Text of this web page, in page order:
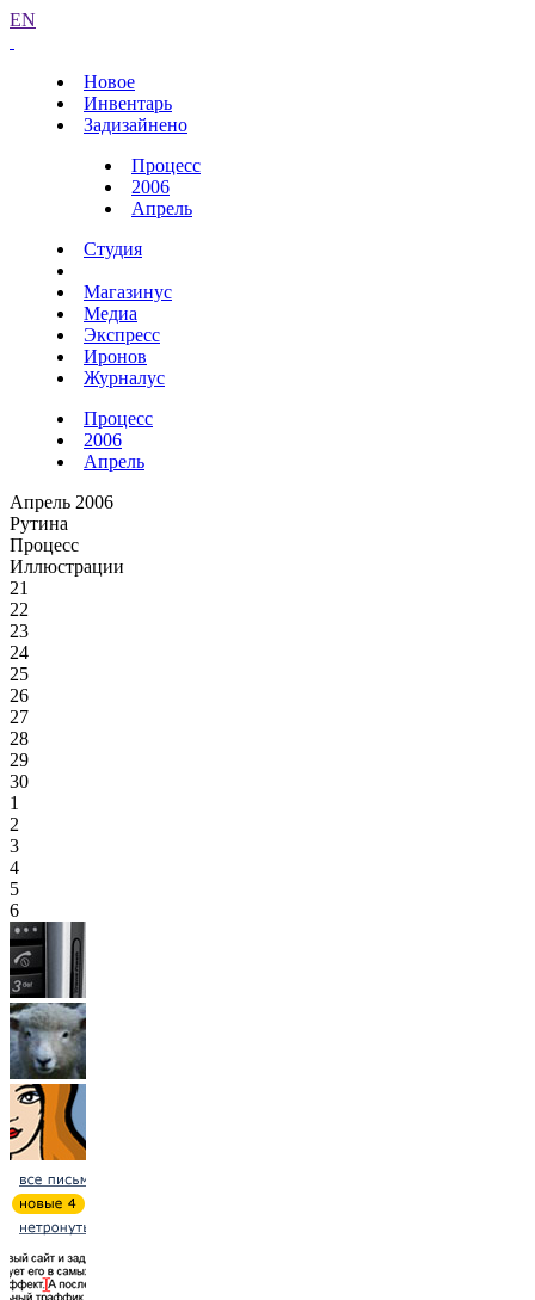
EN
Новое
Инвентарь
Задизайнено
Процесс
2006
Апрель
Студия
Магазинус
Медиа
Экспресс
Иронов
Журналус
Процесс
2006
Апрель
Апрель 2006
Рутина
Процесс
Иллюстрации
21
22
23
24
25
26
27
28
29
30
1
2
3
4
5
6